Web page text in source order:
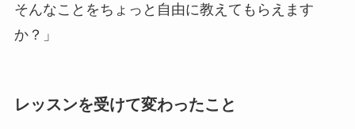
そんなことをちょっと自由に教えてもらえます
か？」
レッスンを受けて変わったこと